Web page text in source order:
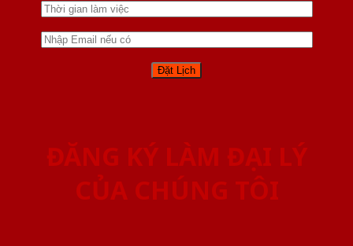
ĐĂNG KÝ LÀM ĐẠI LÝ
CỦA CHÚNG TÔI